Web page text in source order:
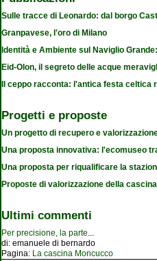
Sulle tracce di Leonardo: dal borgo
Granpavese, l'oro di Milano
Identità e Ambiente sul Naviglio
Eid-Olon, il segreto delle acque
Il ceppo racconta: l'antica festa celtica
Progetti e proposte
Un progetto di recupero e
Una proposta innovativa: l'ecomuseo
Una proposta per riqualificare la
Proposte di valorizzazione della
Ultimi commenti
Per precisione, la parte
di: emanuele di bernardo
Pagina: La cascina Moncucco